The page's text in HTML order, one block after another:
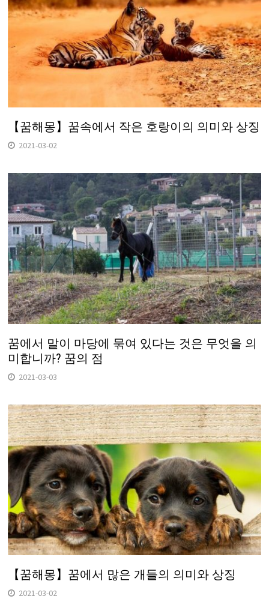
【꿈해몽】꿈속에서 작은 호랑이의 의미와 상징
2021-03-02
꿈에서 말이 마당에 묶여 있다는 것은 무엇을 의
미합니까? 꿈의 점
2021-03-03
【꿈해몽】꿈에서 많은 개들의 의미와 상징
2021-03-02